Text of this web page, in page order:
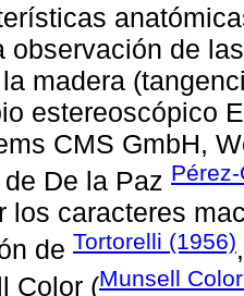
observación de
madera
estereoscópico
CMS GmbH,
De la Paz
los caracteres
de Tortorelli (1956)
Color (Munsell